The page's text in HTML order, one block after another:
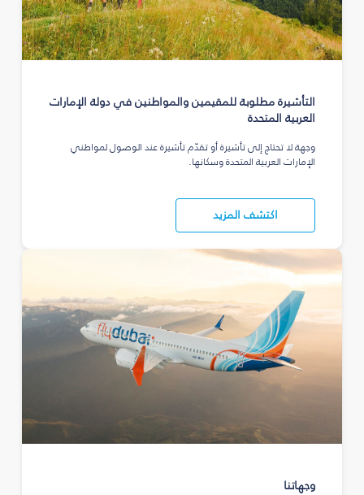
التأشيرة مطلوبة للمقيمين والمواطنين في دولة الإمارات
العربية المتحدة
وجهة لا تحتاج إلى تأشيرة أو تقدّم تأشيرة عند الوصول لمواطني
الإمارات العربية المتحدة وسكانها.
اكتشف المزيد
وجهاتنا